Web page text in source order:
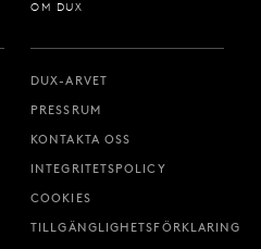
OM DUX
DUX-ARVET
PRESSRUM
KONTAKTA OSS
INTEGRITETSPOLICY
COOKIES
TILLGÄNGLIGHETSFÖRKLARING